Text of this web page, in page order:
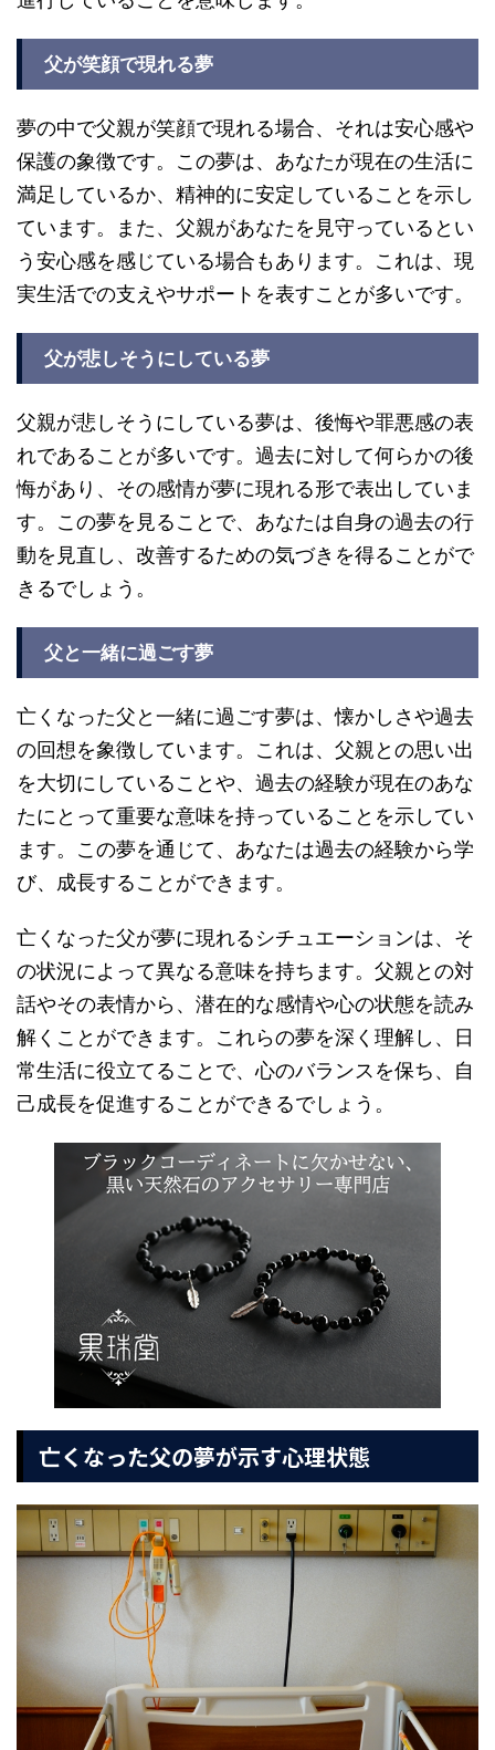
父が笑顔で現れる夢
夢の中で父親が笑顔で現れる場合、それは安心感や
保護の象徴です。この夢は、あなたが現在の生活に
満足しているか、精神的に安定していることを示し
ています。また、父親があなたを見守っているとい
う安心感を感じている場合もあります。これは、現
実生活での支えやサポートを表すことが多いです。
父が悲しそうにしている夢
父親が悲しそうにしている夢は、後悔や罪悪感の表
れであることが多いです。過去に対して何らかの後
悔があり、その感情が夢に現れる形で表出していま
す。この夢を見ることで、あなたは自身の過去の行
動を見直し、改善するための気づきを得ることがで
きるでしょう。
父と一緒に過ごす夢
亡くなった父と一緒に過ごす夢は、懐かしさや過去
の回想を象徴しています。これは、父親との思い出
を大切にしていることや、過去の経験が現在のあな
たにとって重要な意味を持っていることを示してい
ます。この夢を通じて、あなたは過去の経験から学
び、成長することができます。
亡くなった父が夢に現れるシチュエーションは、そ
の状況によって異なる意味を持ちます。父親との対
話やその表情から、潜在的な感情や心の状態を読み
解くことができます。これらの夢を深く理解し、日
常生活に役立てることで、心のバランスを保ち、自
己成長を促進することができるでしょう。
亡くなった父の夢が示す心理状態